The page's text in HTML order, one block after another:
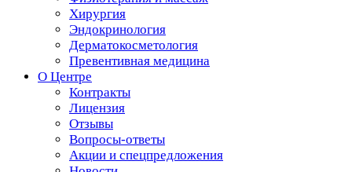
Хирургия
Эндокринология
Дерматокосметология
Превентивная медицина
О Центре
Контракты
Лицензия
Отзывы
Вопросы-ответы
Акции и спецпредложения